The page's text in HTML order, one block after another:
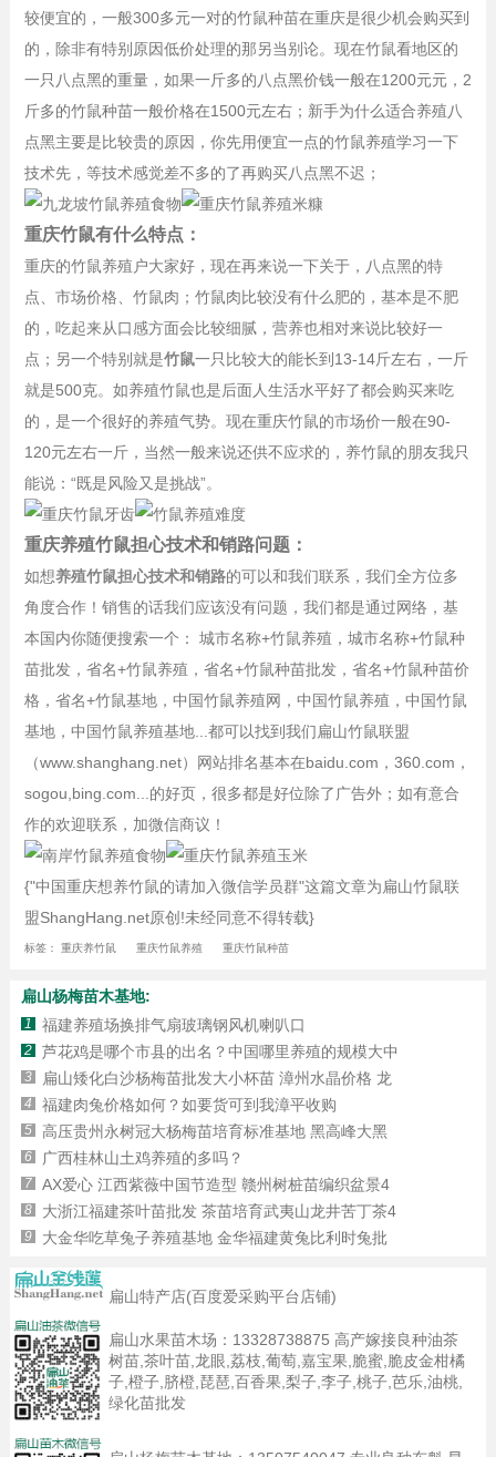
较便宜的，一般300多元一对的竹鼠种苗在重庆是很少机会购买到
的，除非有特别原因低价处理的那另当别论。现在竹鼠看地区的
一只八点黑的重量，如果一斤多的八点黑价钱一般在1200元元，2
斤多的竹鼠种苗一般价格在1500元左右；新手为什么适合养殖八
点黑主要是比较贵的原因，你先用便宜一点的竹鼠养殖学习一下
技术先，等技术感觉差不多的了再购买八点黑不迟；
重庆竹鼠有什么特点：
重庆的竹鼠养殖户大家好，现在再来说一下关于，八点黑的特
点、市场价格、竹鼠肉；竹鼠肉比较没有什么肥的，基本是不肥
的，吃起来从口感方面会比较细腻，营养也相对来说比较好一
点；另一个特别就是竹鼠一只比较大的能长到13-14斤左右，一斤
就是500克。如养殖竹鼠也是后面人生活水平好了都会购买来吃
的，是一个很好的养殖气势。现在重庆竹鼠的市场价一般在90-
120元左右一斤，当然一般来说还供不应求的，养竹鼠的朋友我只
能说：“既是风险又是挑战”。
重庆养殖竹鼠担心技术和销路问题：
如想养殖竹鼠担心技术和销路的可以和我们联系，我们全方位多
角度合作！销售的话我们应该没有问题，我们都是通过网络，基
本国内你随便搜索一个： 城市名称+竹鼠养殖，城市名称+竹鼠种
苗批发，省名+竹鼠养殖，省名+竹鼠种苗批发，省名+竹鼠种苗价
格，省名+竹鼠基地，中国竹鼠养殖网，中国竹鼠养殖，中国竹鼠
基地，中国竹鼠养殖基地...都可以找到我们扁山竹鼠联盟
（www.shanghang.net）网站排名基本在baidu.com，360.com，
sogou,bing.com...的好页，很多都是好位除了广告外；如有意合
作的欢迎联系，加微信商议！
{"中国重庆想养竹鼠的请加入微信学员群"这篇文章为扁山竹鼠联
盟ShangHang.net原创!未经同意不得转载}
标签： 重庆养竹鼠 重庆竹鼠养殖 重庆竹鼠种苗
扁山杨梅苗木基地:
1 福建养殖场换排气扇玻璃钢风机喇叭口
2 芦花鸡是哪个市县的出名？中国哪里养殖的规模大中
3 扁山矮化白沙杨梅苗批发大小杯苗 漳州水晶价格 龙
4 福建肉兔价格如何？如要货可到我漳平收购
5 高压贵州永树冠大杨梅苗培育标准基地 黑高峰大黑
6 广西桂林山土鸡养殖的多吗？
7 AX爱心 江西紫薇中国节造型 赣州树桩苗编织盆景4
8 大浙江福建茶叶苗批发 茶苗培育武夷山龙井苦丁茶4
9 大金华吃草兔子养殖基地 金华福建黄兔比利时兔批
扁山特产店(百度爱采购平台店铺)
扁山水果苗木场： 13328738875 高产嫁接良种油茶
树苗,茶叶苗,龙眼,荔枝,葡萄,嘉宝果,脆蜜,脆皮金柑橘
子,橙子,脐橙,琵琶,百香果,梨子,李子,桃子,芭乐,油桃,
绿化苗批发